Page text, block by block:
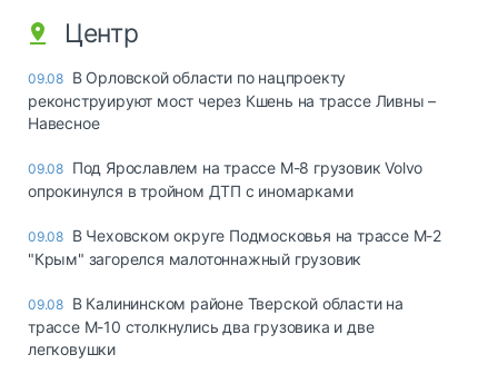
Центр
09.08 В Орловской области по нацпроекту
реконструируют мост через Кшень на трассе Ливны –
Навесное
09.08 Под Ярославлем на трассе М-8 грузовик Volvo
опрокинулся в тройном ДТП с иномарками
09.08 В Чеховском округе Подмосковья на трассе М-2
"Крым" загорелся малотоннажный грузовик
09.08 В Калининском районе Тверской области на
трассе М-10 столкнулись два грузовика и две
легковушки